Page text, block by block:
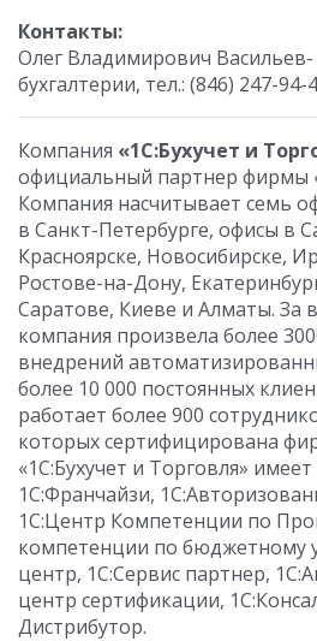
Контакты:
Олег Владимирович Васильев-
бухгалтерии, тел.: (846) 247-94-
Компания «1С:Бухучет и
официальный партнер фирмы
Компания насчитывает семь
в Санкт-Петербурге, офисы в
Красноярске, Новосибирске,
Ростове-на-Дону,
Саратове, Киеве и Алматы. За
компания произвела более
внедрений
более 10 000 постоянных
работает более 900
которых сертифицирована
«1С:Бухучет и Торговля» имеет
1С:Франчайзи,
1С:Центр Компетенции по
компетенции по бюджетному
центр, 1С:Сервис партнер,
центр сертификации,
Дистрибутор.